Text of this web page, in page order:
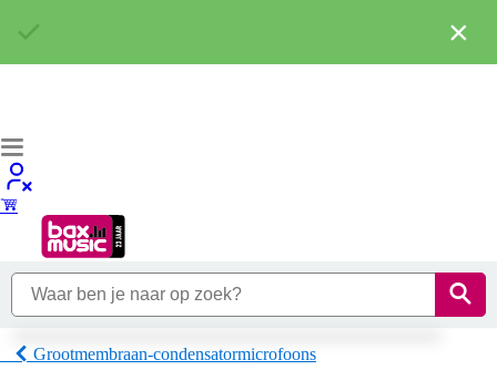
Grootmembraan-condensatormicrofoons
×